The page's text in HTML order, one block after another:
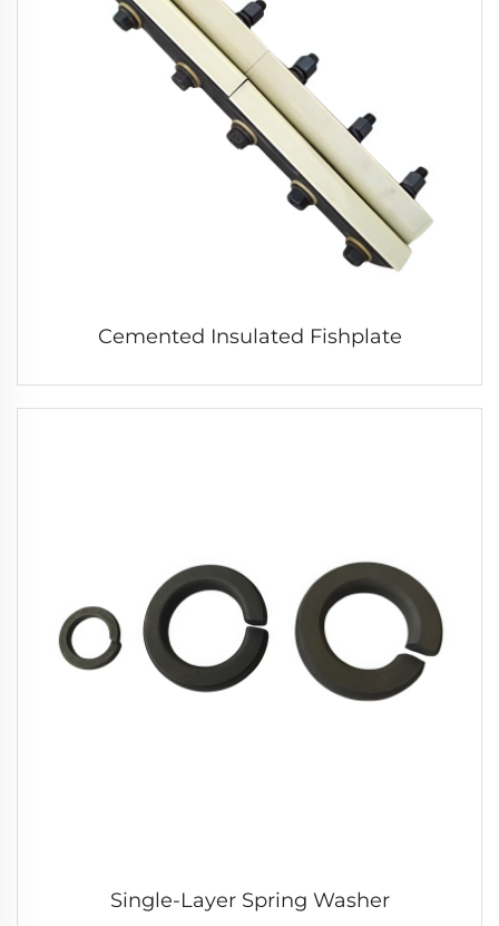
Cemented Insulated Fishplate
Single-Layer Spring Washer